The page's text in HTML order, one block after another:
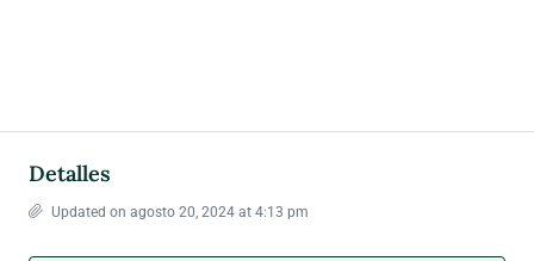
Detalles
Updated on agosto 20, 2024 at 4:13 pm